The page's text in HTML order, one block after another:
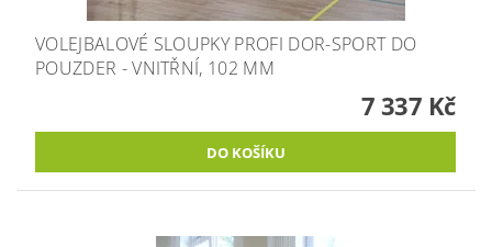
VOLEJBALOVÉ SLOUPKY PROFI DOR-SPORT DO
POUZDER - VNITŘNÍ, 102 MM
7 337 Kč